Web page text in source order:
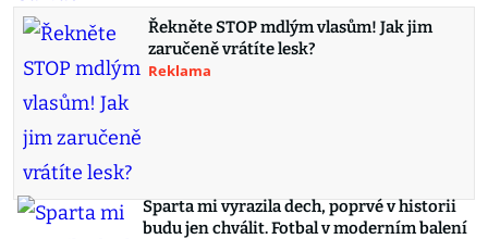
Řekněte STOP mdlým vlasům! Jak jim
zaručeně vrátíte lesk?
Reklama
Sparta mi vyrazila dech, poprvé v historii
budu jen chválit. Fotbal v moderním balení